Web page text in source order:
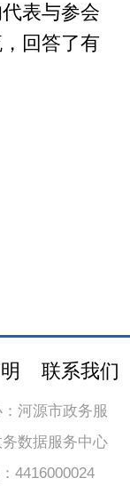
表与参会
回答了有
联系我们
河源市政务服
数据服务中心
4416000024